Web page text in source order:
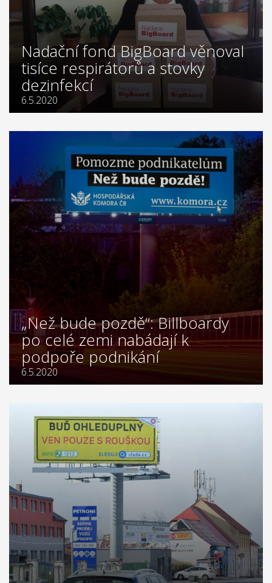
Nadační fond BigBoard věnoval
tisíce respirátorů a stovky
dezinfekcí
6.5.2020
„Než bude pozdě“: Billboardy
po celé zemi nabádají k
podpoře podnikání
6.5.2020